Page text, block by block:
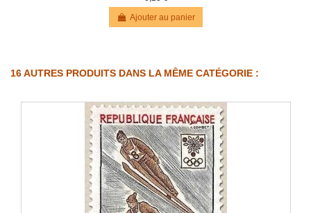
Ajouter au panier
16 AUTRES PRODUITS DANS LA MÊME CATÉGORIE :